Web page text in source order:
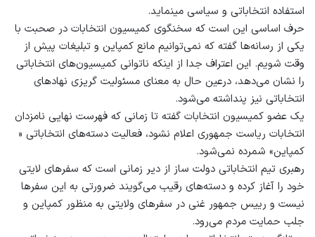
استفاده انتخاباتی و سیاسی می‏نماید.
حرف اساسی این است که سخنگوی کمیسیون انتخابات در صحبت با
یکی از رسانه‏‌ها گفته که نمی‌‏توانیم مانع کمپاین و تبلیغات پیش از
وقت شویم. این اعتراف جدا از این‏که ناتوانی کمیسیون‏‌های انتخاباتی
را نشان می‌‏دهد، درعین حال به معنای مسئولیت گریزی نهاد‏های
انتخاباتی نیز پنداشته می‌‏شود.
یک عضو کمیسیون انتخابات گفته تا زمانی که فهرست نهایی نامزدان
انتخابات ریاست جمهوری اعلام نشود، فعالیت دسته‏‌های انتخاباتی «
کمپاین» شمرده نمی‌‏شود.
رهبری تیم انتخاباتی دولت ساز از دیر زمانی است که سفر‏های لایتی
خود را آغاز کرده و دسته‌‏های رقیب می‌‏گویند ضرورتی به این سفر‏ها
نیست و رییس جمهور غنی در سفر‏های ولایتی به منظور کمپاین و
جلب حمایت مردم می‌‏رود.